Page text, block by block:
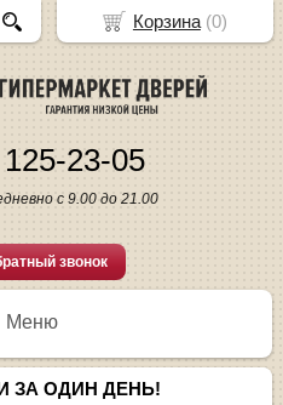
23-05
с 9.00 до 21.00
звонок
Меню
ЗА ОДИН ДЕНЬ!
Корзина(0)